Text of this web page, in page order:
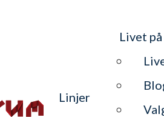
Linjer
Livet